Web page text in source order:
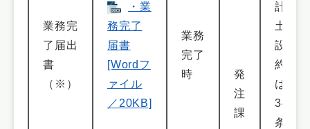
発
注
課
業務完
了届出
書
（※）
・業
務完了
届書
[Wordフ
ァイル
／20KB]
業務
完了
時
計・
土木
設計
約款
は第
34
条、